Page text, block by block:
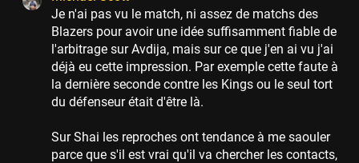
Je n'ai pas vu le match, ni assez de matchs des
Blazers pour avoir une idée suffisamment fiable de
l'arbitrage sur Avdija, mais sur ce que j'en ai vu j'ai
déjà eu cette impression. Par exemple cette faute à
la dernière seconde contre les Kings ou le seul tort
du défenseur était d'être là.
Sur Shai les reproches ont tendance à me saouler
parce que s'il est vrai qu'il va chercher les contacts,